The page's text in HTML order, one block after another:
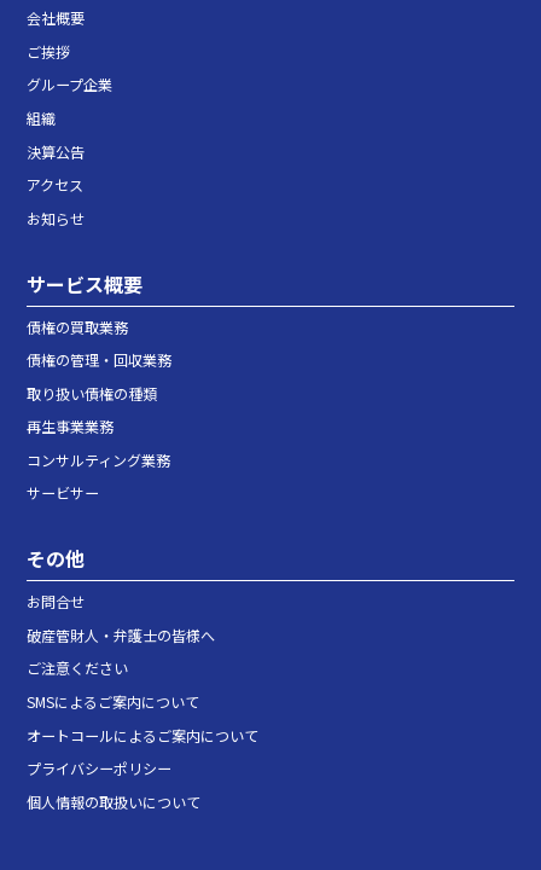
会社概要
ご挨拶
グループ企業
組織
決算公告
アクセス
お知らせ
サービス概要
債権の買取業務
債権の管理・回収業務
取り扱い債権の種類
再生事業業務
コンサルティング業務
サービサー
その他
お問合せ
破産管財人・弁護士の皆様へ
ご注意ください
SMSによるご案内について
オートコールによるご案内について
プライバシーポリシー
個人情報の取扱いについて